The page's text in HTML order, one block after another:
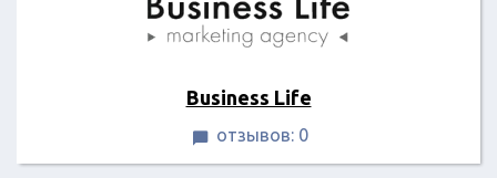
Business Life
 отзывов: 0